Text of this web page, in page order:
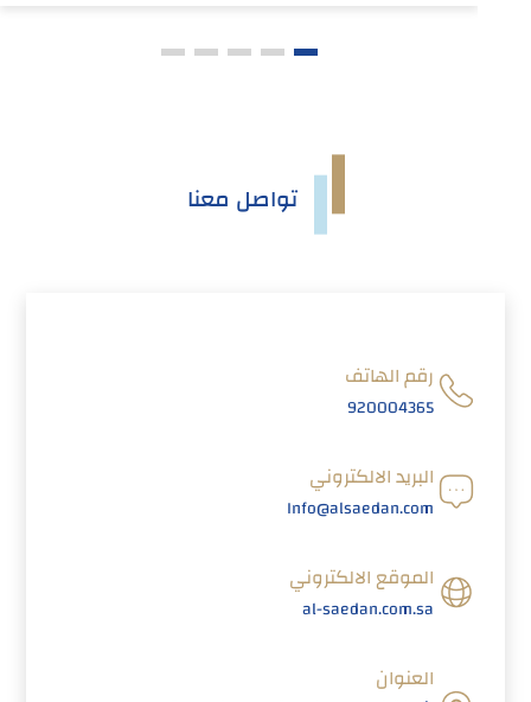
تواصل معنا
رقم الهاتف
920004365
البريد الالكتروني
Info@alsaedan.com
الموقع الالكتروني
al-saedan.com.sa
العنوان